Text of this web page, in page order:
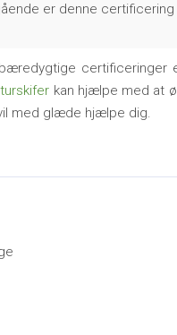
er denne
certificeringer
kan hjælpe med at
med glæde hjælpe dig.